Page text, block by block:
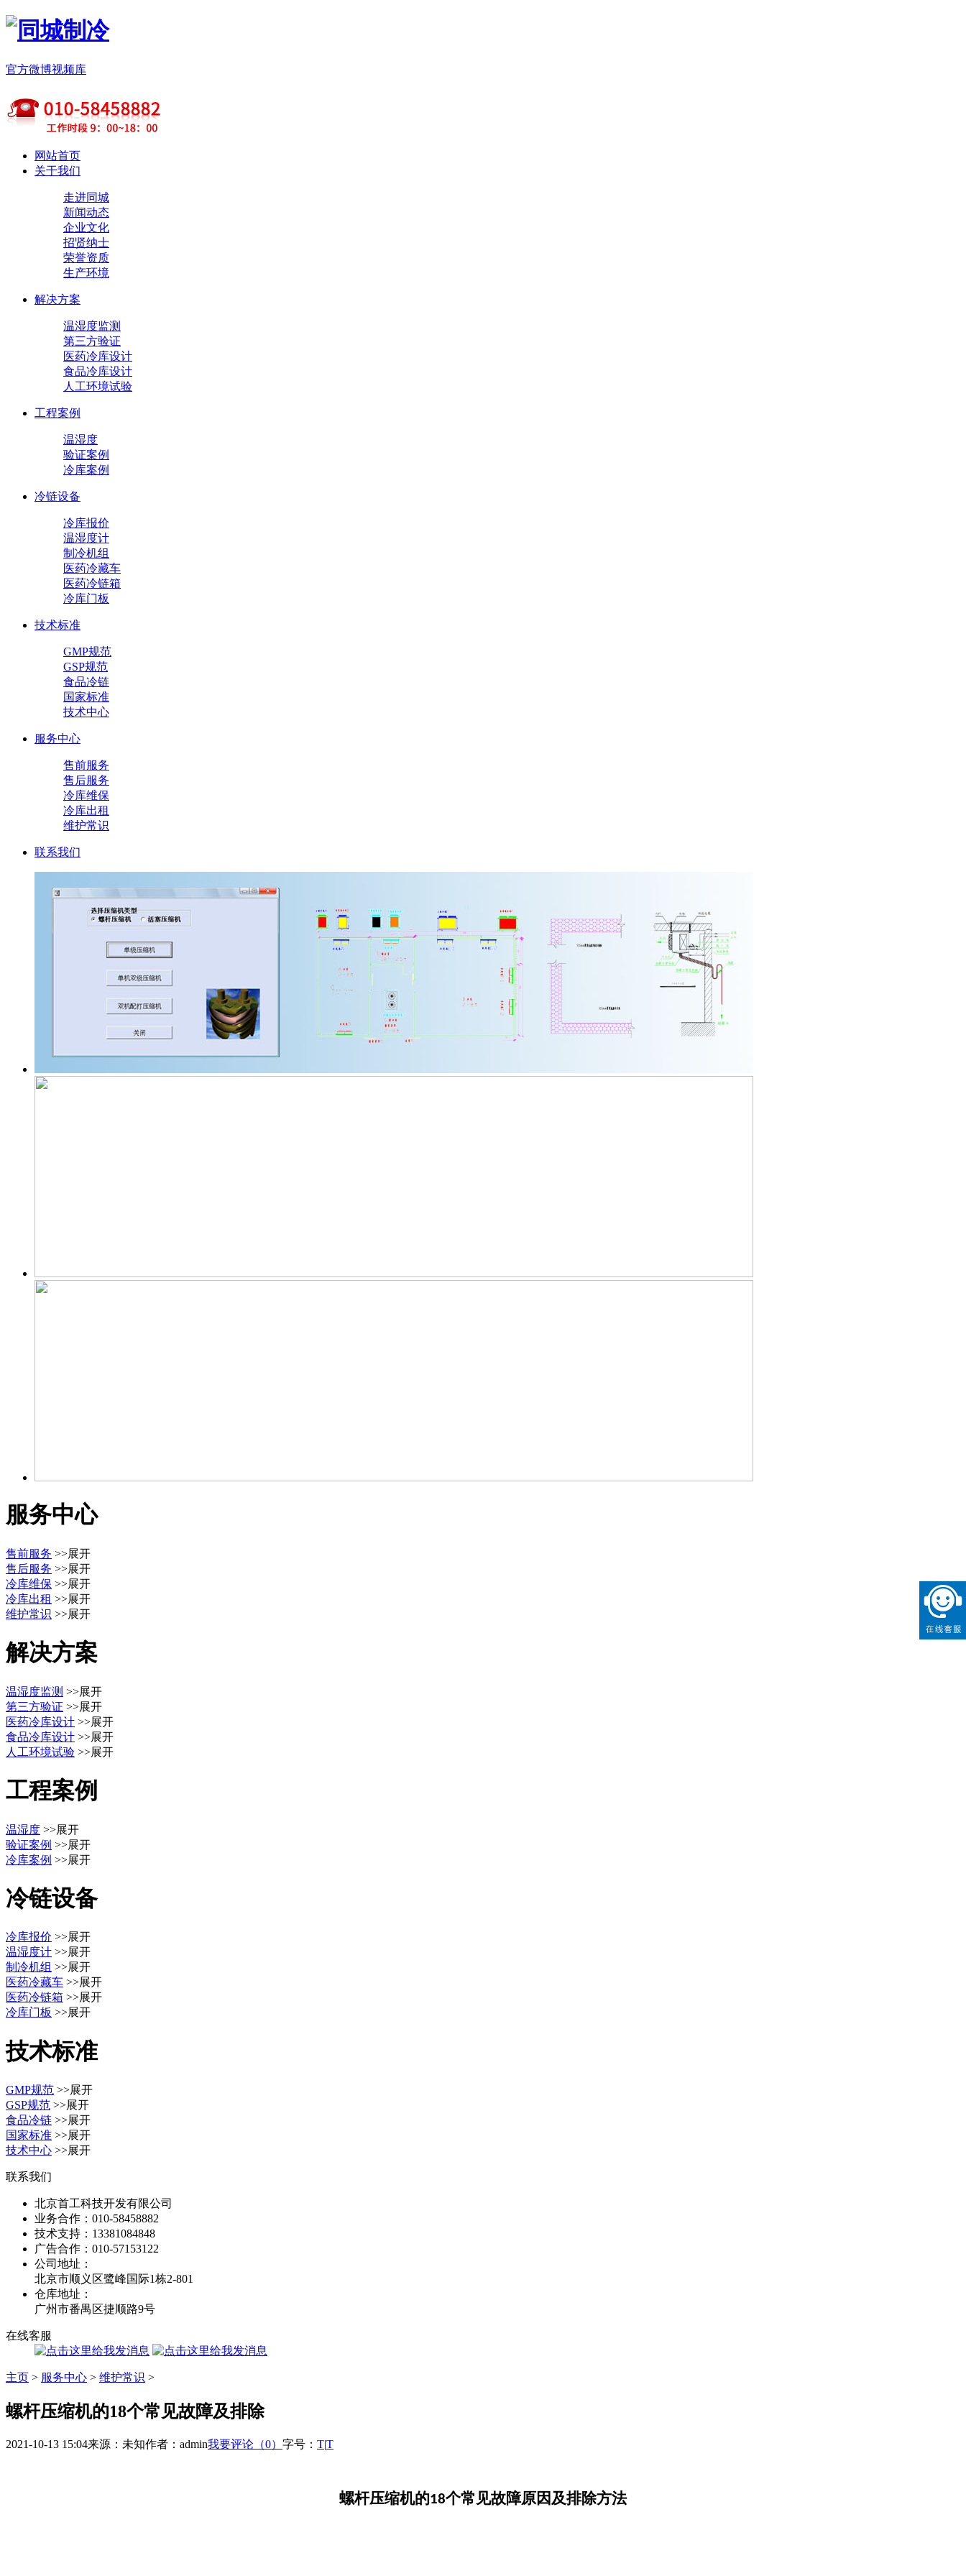
官方微博视频库
网站首页
关于我们
走进同城
新闻动态
企业文化
招贤纳士
荣誉资质
生产环境
解决方案
温湿度监测
第三方验证
医药冷库设计
食品冷库设计
人工环境试验
工程案例
温湿度
验证案例
冷库案例
冷链设备
冷库报价
温湿度计
制冷机组
医药冷藏车
医药冷链箱
冷库门板
技术标准
GMP规范
GSP规范
食品冷链
国家标准
技术中心
服务中心
售前服务
售后服务
冷库维保
冷库出租
维护常识
联系我们
服务中心
售前服务 >>展开
售后服务 >>展开
冷库维保 >>展开
冷库出租 >>展开
维护常识 >>展开
解决方案
温湿度监测 >>展开
第三方验证 >>展开
医药冷库设计 >>展开
食品冷库设计 >>展开
人工环境试验 >>展开
工程案例
温湿度 >>展开
验证案例 >>展开
冷库案例 >>展开
冷链设备
冷库报价 >>展开
温湿度计 >>展开
制冷机组 >>展开
医药冷藏车 >>展开
医药冷链箱 >>展开
冷库门板 >>展开
技术标准
GMP规范 >>展开
GSP规范 >>展开
食品冷链 >>展开
国家标准 >>展开
技术中心 >>展开
联系我们
北京首工科技开发有限公司
业务合作： 010-58458882
技术支持： 13381084848
广告合作： 010-57153122
公司地址：
北京市顺义区鹭峰国际1栋2-801
仓库地址：
广州市番禺区捷顺路9号
在线客服
主页 > 服务中心 > 维护常识 >
螺杆压缩机的18个常见故障及排除
2021-10-13 15:04来源：未知作者：admin我要评论（0） 字号： T|T
螺杆压缩机的18个常见故障原因及排除方法